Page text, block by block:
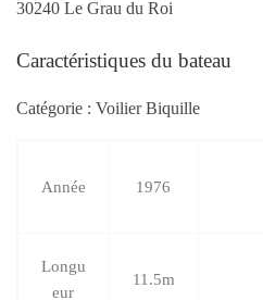
30240 Le Grau du Roi
Caractéristiques du bateau
Catégorie : Voilier Biquille
Année 1976
Longu
eur
11.5m